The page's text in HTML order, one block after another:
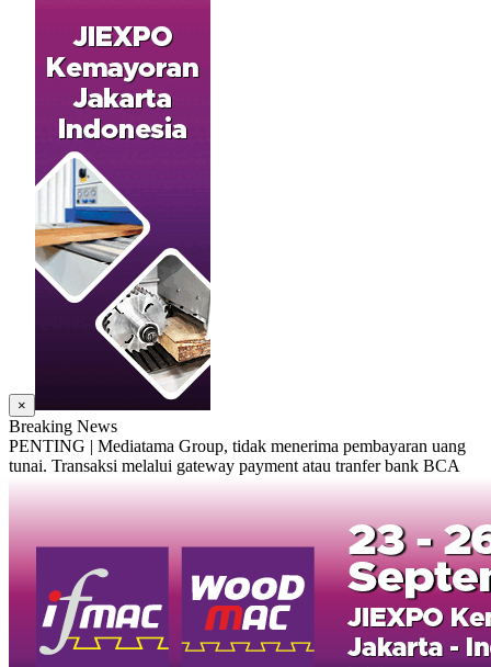
×
Breaking News
PENTING | Mediatama Group, tidak menerima pembayaran uang
tunai. Transaksi melalui gateway payment atau tranfer bank BCA